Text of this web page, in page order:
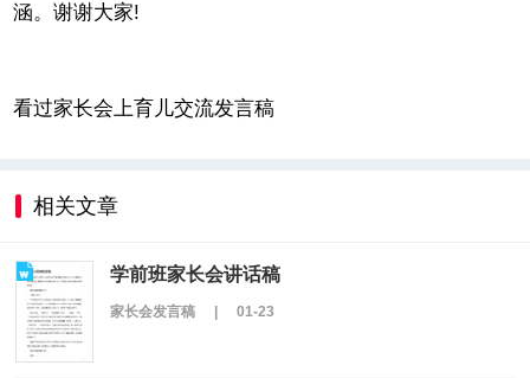
涵。谢谢大家!
看过家长会上育儿交流发言稿
相关文章
学前班家长会讲话稿
家长会发言稿 01-23